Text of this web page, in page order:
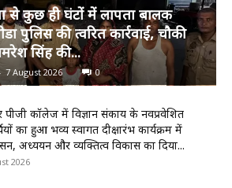
से कुछ ही घंटों में लापता बालक
पुलिस की त्वरित कार्रवाई, चौकी
सिंह की...
7 August 2026 0
कॉलेज में विज्ञान संकाय के नवप्रवेशित
का हुआ भव्य स्वागत दीक्षारंभ कार्यक्रम में
अध्ययन और व्यक्तित्व विकास का दिया...
2026